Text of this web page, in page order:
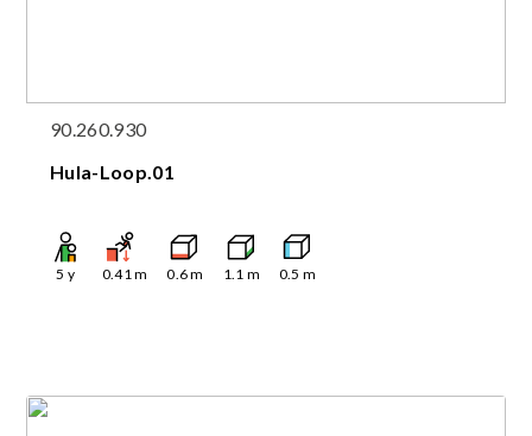
90.260.930
Hula-Loop.01
5 y 0.41m 0.6m 1.1 m 0.5 m